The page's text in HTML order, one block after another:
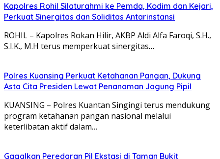
Kapolres Rohil Silaturahmi ke Pemda, Kodim dan Kejari,
Perkuat Sinergitas dan Soliditas Antarinstansi
ROHIL – Kapolres Rokan Hilir, AKBP Aldi Alfa Faroqi, S.H.,
S.I.K., M.H terus memperkuat sinergitas…
Polres Kuansing Perkuat Ketahanan Pangan, Dukung
Asta Cita Presiden Lewat Penanaman Jagung Pipil
KUANSING – Polres Kuantan Singingi terus mendukung
program ketahanan pangan nasional melalui
keterlibatan aktif dalam…
Gagalkan Peredaran Pil Ekstasi di Taman Bukit